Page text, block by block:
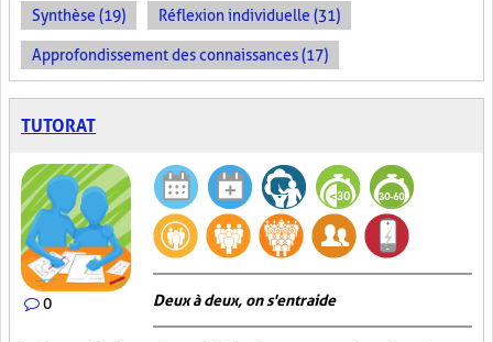
Synthèse (19) Réflexion individuelle (31)
Approfondissement des connaissances (17)
TUTORAT
0 Deux à deux, on s'entraide